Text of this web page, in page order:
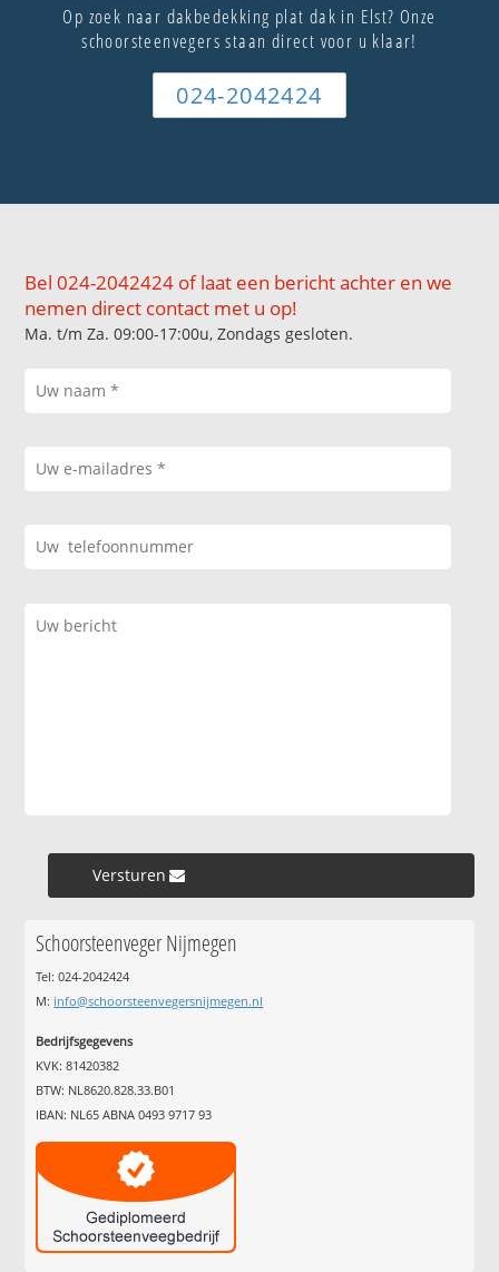
Op zoek naar dakbedekking plat dak in Elst? Onze
schoorsteenvegers staan direct voor u klaar!
024-2042424
Bel 024-2042424 of laat een bericht achter en we
nemen direct contact met u op!
Ma. t/m Za. 09:00-17:00u, Zondags gesloten.
Versturen »
Schoorsteenveger Nijmegen
Tel: 024-2042424
M: info@schoorsteenvegersnijmegen.nl
Bedrijfsgegevens
KVK: 81420382
BTW: NL8620.828.33.B01
IBAN: NL65 ABNA 0493 9717 93